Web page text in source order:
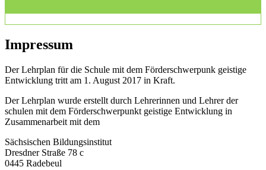
Impressum
Der Lehrplan für die Schule mit dem Förderschwerpunk geistige
Entwicklung tritt am 1. August 2017 in Kraft.
Der Lehrplan wurde erstellt durch Lehrerinnen und Lehrer der
schulen mit dem Förderschwerpunkt geistige Entwicklung in
Zusammenarbeit mit dem
Sächsischen Bildungsinstitut
Dresdner Straße 78 c
0445 Radebeul